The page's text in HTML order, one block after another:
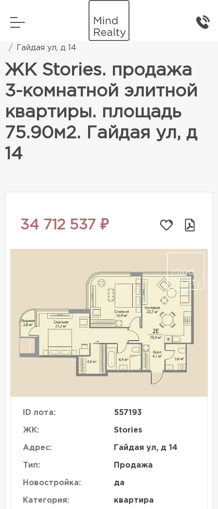
Элитная жилая недвижимость
Гайдая ул, д 14
ЖК Stories. продажа
3-комнатной элитной
квартиры. площадь
75.90м2. Гайдая ул, д
14
34 712 537 ₽
ID лота: 557193
ЖК: Stories
Адрес: Гайдая ул, д 14
Тип: Продажа
Новостройка: да
Категория: квартира